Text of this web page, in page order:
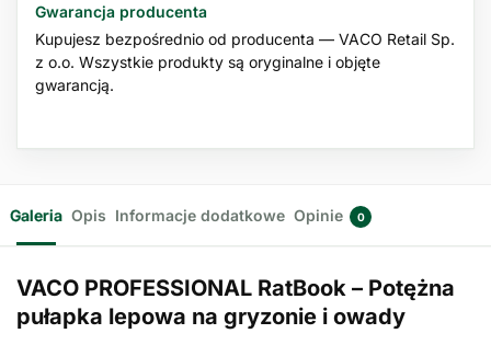
Gwarancja producenta
Kupujesz bezpośrednio od producenta — VACO Retail Sp.
z o.o. Wszystkie produkty są oryginalne i objęte
gwarancją.
Galeria Opis Informacje dodatkowe Opinie 0
VACO PROFESSIONAL RatBook – Potężna
pułapka lepowa na gryzonie i owady